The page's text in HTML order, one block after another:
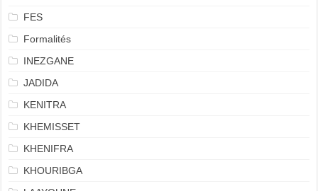
FES
Formalités
INEZGANE
JADIDA
KENITRA
KHEMISSET
KHENIFRA
KHOURIBGA